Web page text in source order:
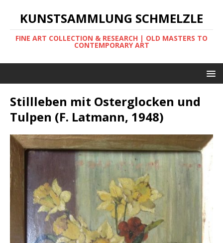
KUNSTSAMMLUNG SCHMELZLE
FINE ART COLLECTION & RESEARCH | OLD MASTERS TO
CONTEMPORARY ART
Stillleben mit Osterglocken und
Tulpen (F. Latmann, 1948)